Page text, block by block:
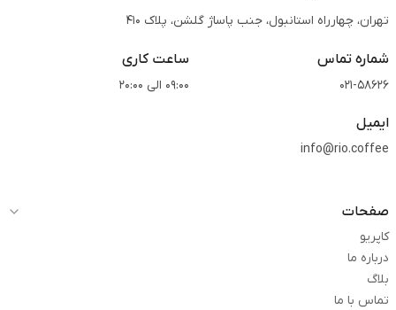
تهران، چهارراه استانبول، جنب پاساژ گلشن، پلاک 410
شماره تماس
021-58626
ساعت کاری
09:00 الی 20:00
ایمیل
info@rio.coffee
صفحات
کاپریو
درباره ما
بلاگ
تماس با ما